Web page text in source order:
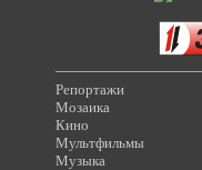
Репортажи
Мозаика
Кино
Мультфильмы
Музыка